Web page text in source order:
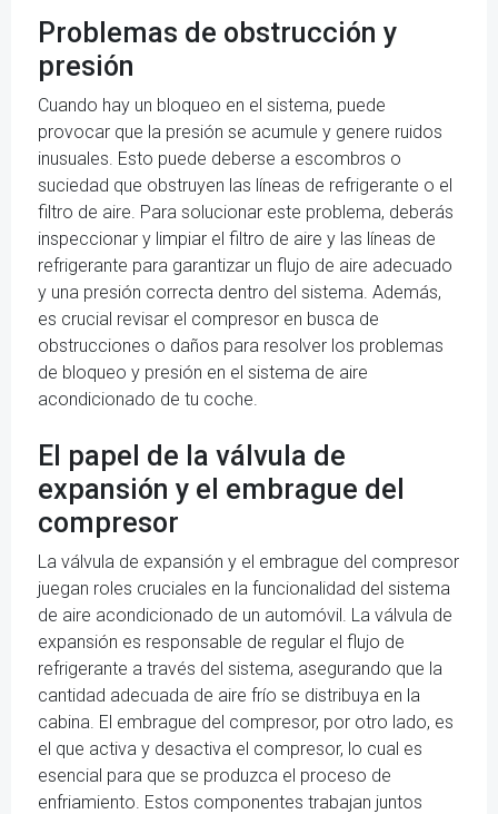
Problemas de obstrucción y
presión
Cuando hay un bloqueo en el sistema, puede
provocar que la presión se acumule y genere ruidos
inusuales. Esto puede deberse a escombros o
suciedad que obstruyen las líneas de refrigerante o el
filtro de aire. Para solucionar este problema, deberás
inspeccionar y limpiar el filtro de aire y las líneas de
refrigerante para garantizar un flujo de aire adecuado
y una presión correcta dentro del sistema. Además,
es crucial revisar el compresor en busca de
obstrucciones o daños para resolver los problemas
de bloqueo y presión en el sistema de aire
acondicionado de tu coche.
El papel de la válvula de
expansión y el embrague del
compresor
La válvula de expansión y el embrague del compresor
juegan roles cruciales en la funcionalidad del sistema
de aire acondicionado de un automóvil. La válvula de
expansión es responsable de regular el flujo de
refrigerante a través del sistema, asegurando que la
cantidad adecuada de aire frío se distribuya en la
cabina. El embrague del compresor, por otro lado, es
el que activa y desactiva el compresor, lo cual es
esencial para que se produzca el proceso de
enfriamiento. Estos componentes trabajan juntos